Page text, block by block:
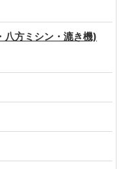
八方ミシン・漉き機)